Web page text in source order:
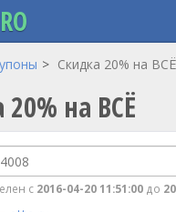
Скидка 20% на ВСЁ
на ВСЁ
с 2016-04-20 11:51:00 до